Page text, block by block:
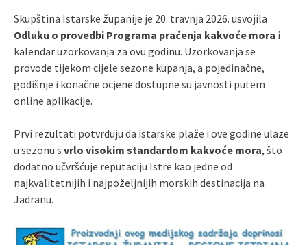
Skupština Istarske županije je 20. travnja 2026. usvojila
Odluku o provedbi Programa praćenja kakvoće mora i
kalendar uzorkovanja za ovu godinu. Uzorkovanja se
provode tijekom cijele sezone kupanja, a pojedinačne,
godišnje i konačne ocjene dostupne su javnosti putem
online aplikacije.
Prvi rezultati potvrđuju da istarske plaže i ove godine ulaze
u sezonu s vrlo visokim standardom kakvoće mora, što
dodatno učvršćuje reputaciju Istre kao jedne od
najkvalitetnijih i najpoželjnijih morskih destinacija na
Jadranu.